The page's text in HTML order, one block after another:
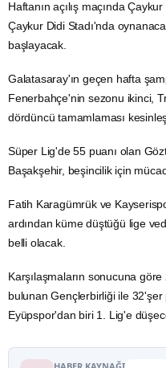
Haftanın açılış maçındaÇaykur
Çaykur Didi Stadı'nda
başlayacak.
Galatasaray'ın geçen hafta
Fenerbahçe'nin sezonu ikinci,
dördüncü tamamlaması
Süper Lig'de 55 puanı olan
Başakşehir, beşincilik için
Fatih Karagümrükve
ardından küme düştüğü lige
belli olacak.
Karşılaşmaların sonucuna
bulunanGençlerbirliğiile 32'şer
Eyüpspor'dan biri 1. Lig'e